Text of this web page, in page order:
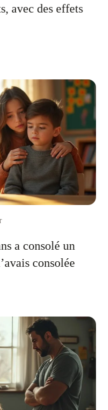
avec des effets
a consolé un
consolée